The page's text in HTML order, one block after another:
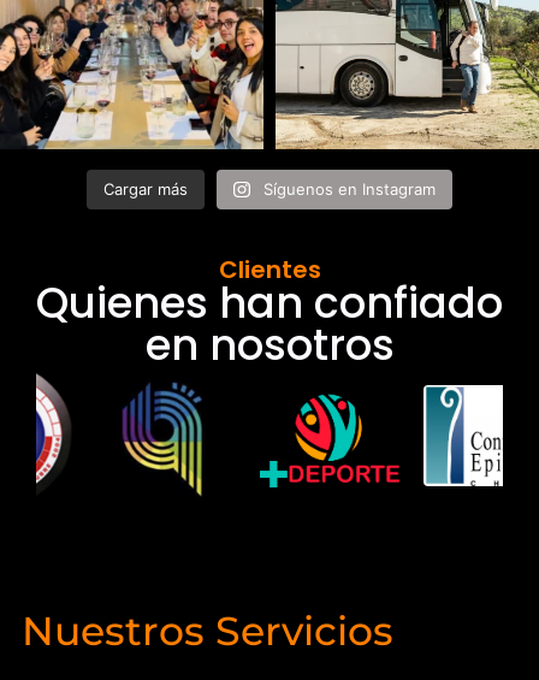
Cargar más Síguenos en Instagram
Clientes
Quienes han confiado
en nosotros
Nuestros Servicios